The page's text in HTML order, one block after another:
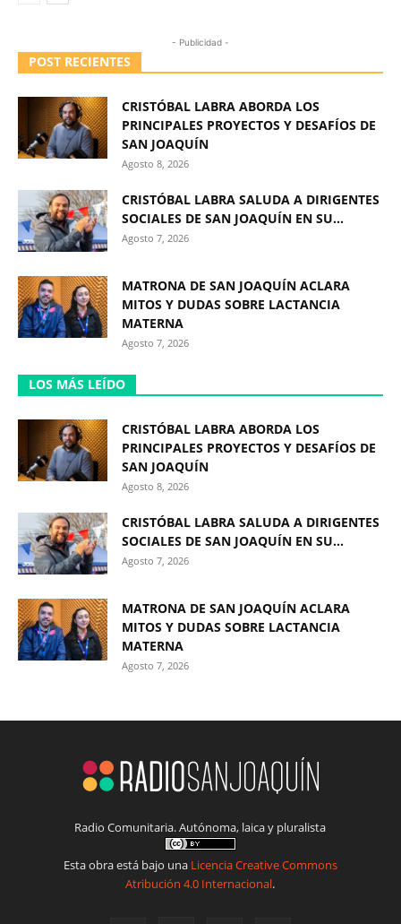
- Publicidad -
POST RECIENTES
CRISTÓBAL LABRA ABORDA LOS
PRINCIPALES PROYECTOS Y DESAFÍOS DE
SAN JOAQUÍN
Agosto 8, 2026
CRISTÓBAL LABRA SALUDA A DIRIGENTES
SOCIALES DE SAN JOAQUÍN EN SU...
Agosto 7, 2026
MATRONA DE SAN JOAQUÍN ACLARA
MITOS Y DUDAS SOBRE LACTANCIA
MATERNA
Agosto 7, 2026
LOS MÁS LEÍDO
CRISTÓBAL LABRA ABORDA LOS
PRINCIPALES PROYECTOS Y DESAFÍOS DE
SAN JOAQUÍN
Agosto 8, 2026
CRISTÓBAL LABRA SALUDA A DIRIGENTES
SOCIALES DE SAN JOAQUÍN EN SU...
Agosto 7, 2026
MATRONA DE SAN JOAQUÍN ACLARA
MITOS Y DUDAS SOBRE LACTANCIA
MATERNA
Agosto 7, 2026
Radio Comunitaria. Autónoma, laica y pluralista
Esta obra está bajo una Licencia Creative Commons
Atribución 4.0 Internacional.